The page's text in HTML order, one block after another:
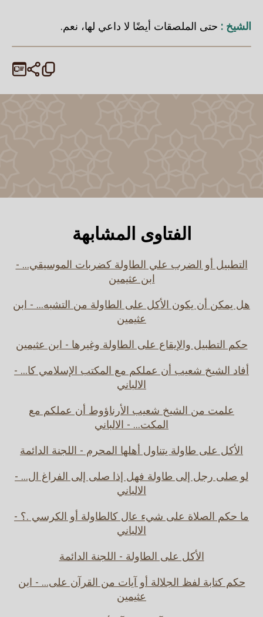
الشيخ : حتى الملصقات أيضًا لا داعي لها، نعم.
الفتاوى المشابهة
التطبيل أو الضرب علي الطاولة كضربات الموسيقي... -
ابن عثيمين
هل يمكن أن يكون الأكل على الطاولة من التشبه... - ابن
عثيمين
حكم التطبيل والإيقاع على الطاولة وغيرها - ابن عثيمين
أفاد الشيخ شعيب أن عملكم مع المكتب الإسلامي كا... -
الالباني
علمت من الشيخ شعيب الأرناؤوط أن عملكم مع
المكت... - الالباني
الأكل على طاولة يتناول أهلها المحرم - اللجنة الدائمة
لو صلى رجل إلى طاولة فهل إذا صلى إلى الفراغ ال... -
الالباني
ما حكم الصلاة على شيء عال كالطاولة أو الكرسي .؟ -
الالباني
الأكل على الطاولة - اللجنة الدائمة
حكم كتابة لفظ الجلالة أو آيات من القرآن على... - ابن
عثيمين